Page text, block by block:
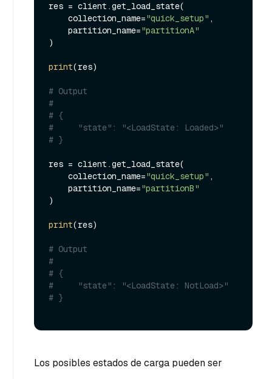
res = client.get_load_state(
    collection_name=
"quick_setup" ,
    partition_name=
"partitionA"
)
print(res)
# Output
#
# {
#     "state": "<LoadState: Loaded>"
# }
res = client.get_load_state(
    collection_name=
"quick_setup" ,
    partition_name=
"partitionB"
)
print(res)
# Output
#
# {
#     "state": "<LoadState: NotLoad>"
# }
Los posibles estados de carga pueden ser